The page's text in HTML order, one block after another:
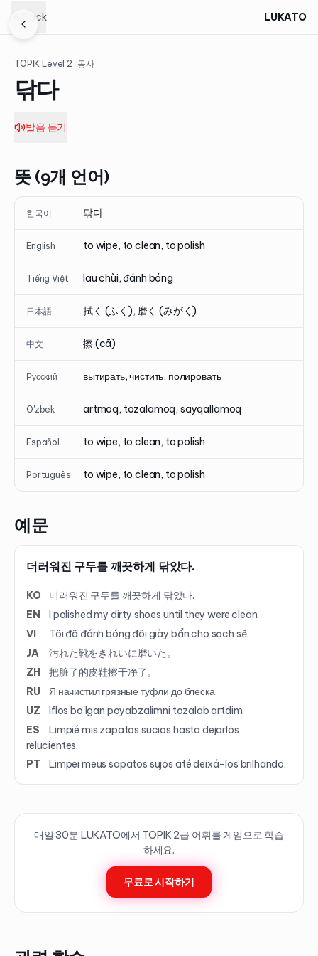
Back LUKATO
TOPIK Level 2 · 동사
닦다
발음 듣기
뜻 (9개 언어)
한국어 닦다
English to wipe, to clean, to polish
Tiếng Việt lau chùi, đánh bóng
日本語 拭く (ふく), 磨く (みがく)
中文 擦 (cā)
Русский вытирать, чистить, полировать
O'zbek artmoq, tozalamoq, sayqallamoq
Español to wipe, to clean, to polish
Português to wipe, to clean, to polish
예문
더러워진 구두를 깨끗하게 닦았다.
KO
더러워진 구두를 깨끗하게 닦았다.
EN
I polished my dirty shoes until they were clean.
VI
Tôi đã đánh bóng đôi giày bẩn cho sạch sẽ.
JA
汚れた靴をきれいに磨いた。
ZH
把脏了的皮鞋擦干净了。
RU
Я начистил грязные туфли до блеска.
UZ
Iflos bo'lgan poyabzalimni tozalab artdim.
ES
Limpié mis zapatos sucios hasta dejarlos
relucientes.
PT
Limpei meus sapatos sujos até deixá-los brilhando.
매일 30분 LUKATO에서 TOPIK2급 어휘를 게임으로 학습
하세요.
무료로 시작하기